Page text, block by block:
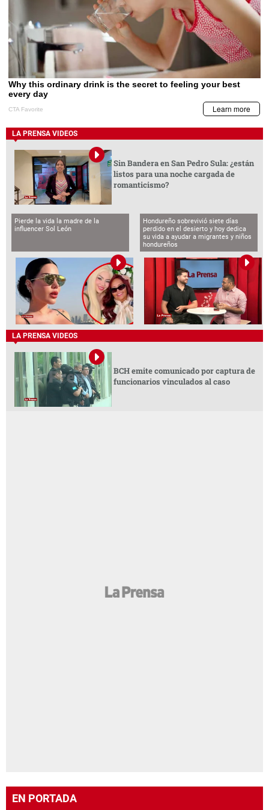
LA PRENSA VIDEOS
Sin Bandera en San Pedro Sula: ¿están
listos para una noche cargada de
romanticismo?
Pierde la vida la madre de la
influencer Sol León
Hondureño sobrevivió siete días
perdido en el desierto y hoy dedica
su vida a ayudar a migrantes y niños
hondureños
LA PRENSA VIDEOS
BCH emite comunicado por captura de
funcionarios vinculados al caso
EN PORTADA